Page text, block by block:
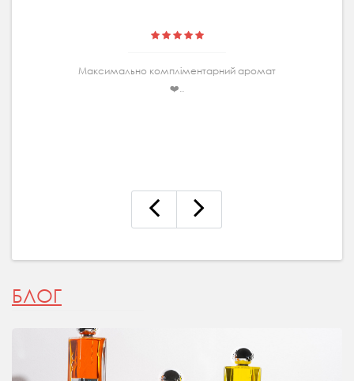
Максимально комплiментарний аромат
❤️..
БЛОГ